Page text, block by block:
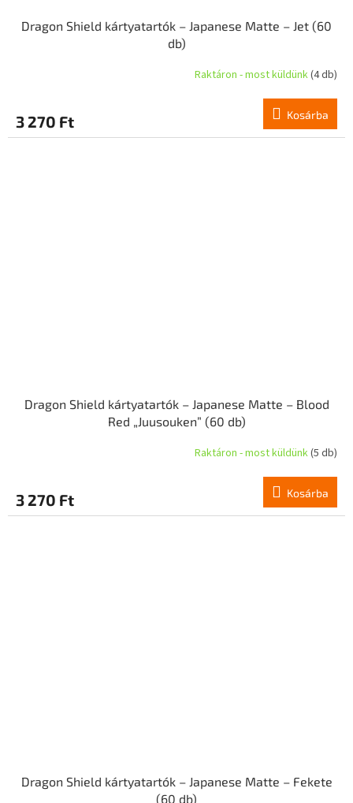
Dragon Shield kártyatartók – Japanese Matte – Jet (60
db)
Raktáron - most küldünk(4 db)
3 270 Ft Kosárba
Dragon Shield kártyatartók – Japanese Matte – Blood
Red „Juusouken” (60 db)
Raktáron - most küldünk(5 db)
3 270 Ft Kosárba
Dragon Shield kártyatartók – Japanese Matte – Fekete
(60 db)